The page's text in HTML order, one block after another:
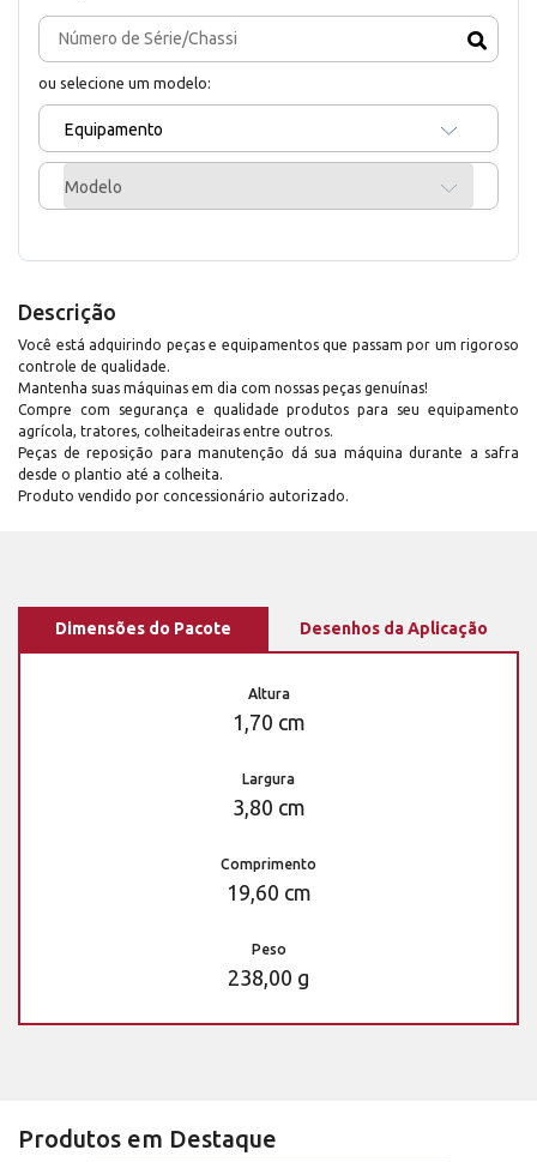
ou selecione um modelo:
Equipamento
Modelo
Descrição
Você está adquirindo peças e equipamentos que passam por um rigoroso
controle de qualidade.
Mantenha suas máquinas em dia com nossas peças genuínas!
Compre com segurança e qualidade produtos para seu equipamento
agrícola, tratores, colheitadeiras entre outros.
Peças de reposição para manutenção dá sua máquina durante a safra
desde o plantio até a colheita.
Produto vendido por concessionário autorizado.
Dimensões do Pacote Desenhos da Aplicação
Altura
1,70 cm
Largura
3,80 cm
Comprimento
19,60 cm
Peso
238,00 g
Produtos em Destaque